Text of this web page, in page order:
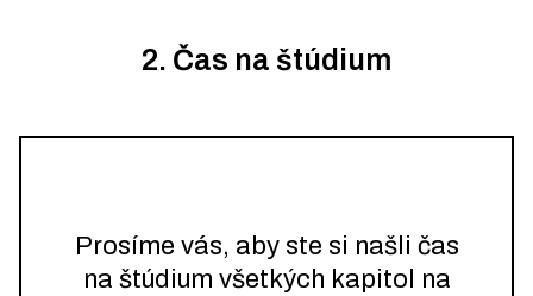
2. Čas na štúdium
Prosíme vás, aby ste si našli čas
na štúdium všetkých kapitol na